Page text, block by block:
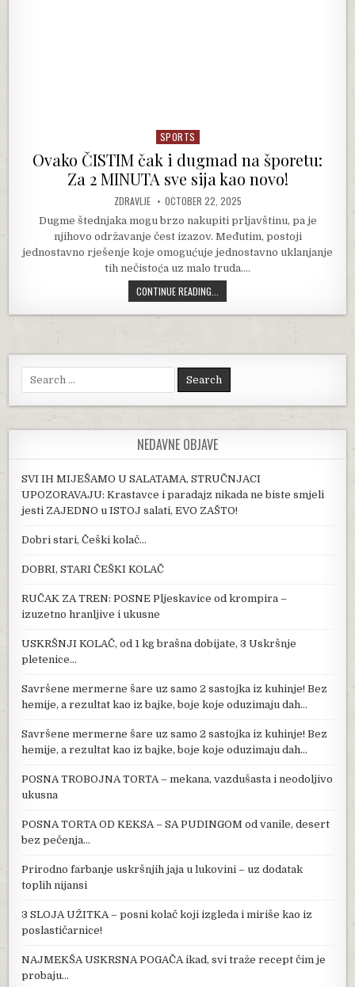
Posted in
SPORTS
Ovako ČISTIM čak i dugmad na šporetu:
Za 2 MINUTA sve sija kao novo!
AUTHOR:
ZDRAVLJE PUBLISHED DATE:
OCTOBER 22, 2025
Dugme štednjaka mogu brzo nakupiti prljavštinu, pa je
njihovo održavanje čest izazov. Međutim, postoji
jednostavno rješenje koje omogućuje jednostavno uklanjanje
tih nečistoća uz malo truda….
CONTINUE READING...
Search for:
NEDAVNE OBJAVE
SVI IH MIJEŠAMO U SALATAMA, STRUČNJACI
UPOZORAVAJU: Krastavce i paradajz nikada ne biste smjeli
jesti ZAJEDNO u ISTOJ salati, EVO ZAŠTO!
Dobri stari, Češki kolač…
DOBRI, STARI ČEŠKI KOLAČ
RUČAK ZA TREN: POSNE Pljeskavice od krompira –
izuzetno hranljive i ukusne
USKRŠNJI KOLAČ, od 1 kg brašna dobijate, 3 Uskršnje
pletenice…
Savršene mermerne šare uz samo 2 sastojka iz kuhinje! Bez
hemije, a rezultat kao iz bajke, boje koje oduzimaju dah…
Savršene mermerne šare uz samo 2 sastojka iz kuhinje! Bez
hemije, a rezultat kao iz bajke, boje koje oduzimaju dah…
POSNA TROBOJNA TORTA – mekana, vazdušasta i neodoljivo
ukusna
POSNA TORTA OD KEKSA – SA PUDINGOM od vanile, desert
bez pečenja…
Prirodno farbanje uskršnjih jaja u lukovini – uz dodatak
toplih nijansi
3 SLOJA UŽITKA – posni kolač koji izgleda i miriše kao iz
poslastičarnice!
NAJMEKŠA USKRSNA POGAČA ikad, svi traže recept čim je
probaju…